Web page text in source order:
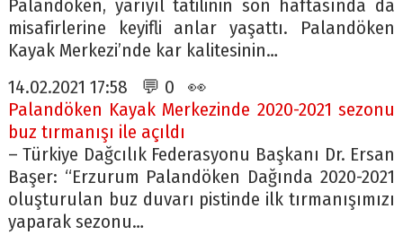
Palandöken, yarıyıl tatilinin son haftasında da
misafirlerine keyifli anlar yaşattı. Palandöken
Kayak Merkezi’nde kar kalitesinin…
14.02.2021 17:58 💬 0 👀
Palandöken Kayak Merkezinde 2020-2021 sezonu
buz tırmanışı ile açıldı
– Türkiye Dağcılık Federasyonu Başkanı Dr. Ersan
Başer: “Erzurum Palandöken Dağında 2020-2021
oluşturulan buz duvarı pistinde ilk tırmanışımızı
yaparak sezonu…